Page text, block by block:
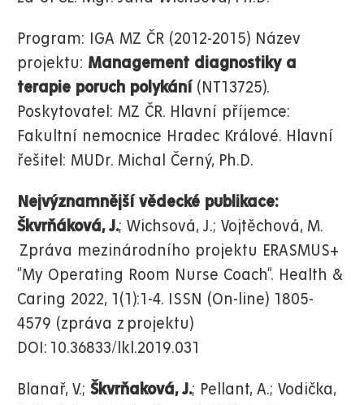
Program: IGA MZ ČR (2012-2015) Název
projektu: Management diagnostiky a
terapie poruch polykání (NT13725).
Poskytovatel: MZ ČR. Hlavní příjemce:
Fakultní nemocnice Hradec Králové. Hlavní
řešitel: MUDr. Michal Černý, Ph.D.
Nejvýznamnější vědecké publikace:
Škvrňáková, J.; Wichsová, J.; Vojtěchová, M.
Zpráva mezinárodního projektu ERASMUS+
“My Operating Room Nurse Coach“. Health &
Caring 2022, 1(1):1-4. ISSN (On-line) 1805-
4579 (zpráva z projektu)
DOI: 10.36833/lkl.2019.031
Blanař, V.; Škvrňaková, J.; Pellant, A.; Vodička,